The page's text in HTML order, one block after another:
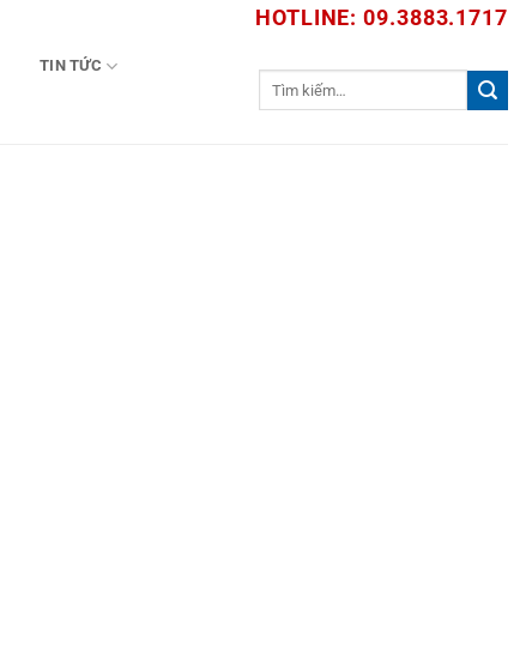
HOTLINE: 09.3883.1717
TIN TỨC